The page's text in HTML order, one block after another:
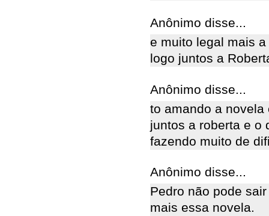
Anônimo disse...
e muito legal mais
logo juntos a
Anônimo disse...
to amando a
juntos a roberta e o
fazendo muito de
Anônimo disse...
Pedro não pode
mais essa novela.